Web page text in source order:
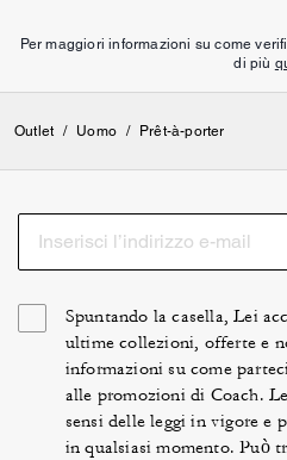
Per maggiori informazioni su come
di più
Outlet / Uomo / Prêt-à-porter
Spuntando la casella, Lei
ultime collezioni, offerte e
informazioni su come
alle promozioni di Coach.
sensi delle leggi in vigore e
in qualsiasi momento. Può